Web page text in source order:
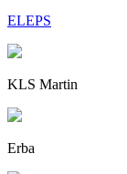
ELEPS
KLS Martin
Erba